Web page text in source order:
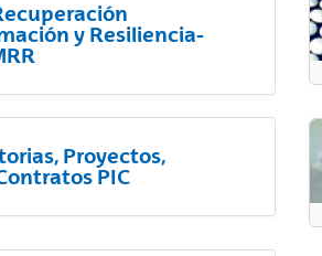
y Resiliencia-
Proyectos,
PIC